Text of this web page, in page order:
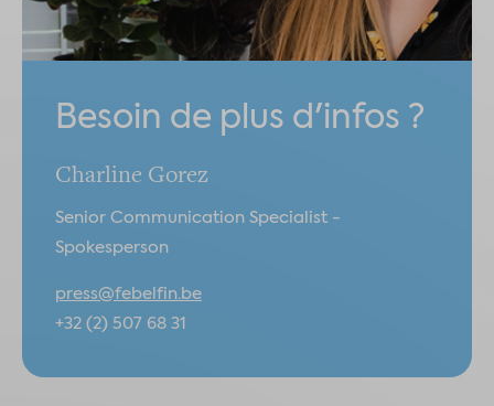
Besoin de plus d'infos ?
Charline Gorez
Senior Communication Specialist -
Spokesperson
press@febelfin.be
+32 (2) 507 68 31